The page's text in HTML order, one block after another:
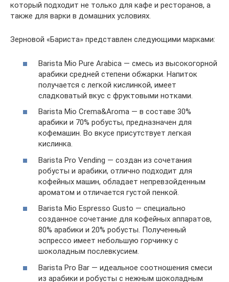
который подходит не только для кафе и ресторанов, а
также для варки в домашних условиях.
Зерновой «Бариста» представлен следующими марками:
Barista Mio Pure Arabica — смесь из высокогорной
арабики средней степени обжарки. Напиток
получается с легкой кислинкой, имеет
сладковатый вкус с фруктовыми нотками.
Barista Mio Crema&Aroma — в составе 30%
арабики и 70% робусты, предназначен для
кофемашин. Во вкусе присутствует легкая
кислинка.
Barista Pro Vending — создан из сочетания
робусты и арабики, отлично подходит для
кофейных машин, обладает непревзойденным
ароматом и отличается густой пенкой.
Barista Mio Espresso Gusto — специально
созданное сочетание для кофейных аппаратов,
80% арабики и 20% робусты. Полученный
эспрессо имеет небольшую горчинку с
шоколадным послевкусием.
Barista Pro Bar — идеальное соотношения смеси
из арабики и робусты с нежным шоколадным